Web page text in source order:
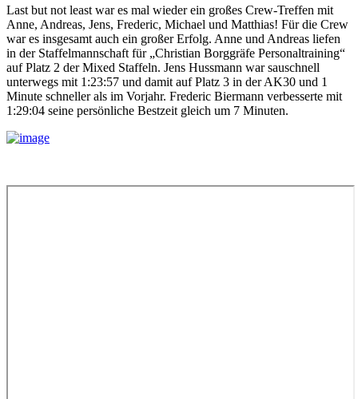
Last but not least war es mal wieder ein großes Crew-Treffen mit
Anne, Andreas, Jens, Frederic, Michael und Matthias! Für die Crew
war es insgesamt auch ein großer Erfolg. Anne und Andreas liefen
in der Staffelmannschaft für „Christian Borggräfe Personaltraining“
auf Platz 2 der Mixed Staffeln. Jens Hussmann war sauschnell
unterwegs mit 1:23:57 und damit auf Platz 3 in der AK30 und 1
Minute schneller als im Vorjahr. Frederic Biermann verbesserte mit
1:29:04 seine persönliche Bestzeit gleich um 7 Minuten.